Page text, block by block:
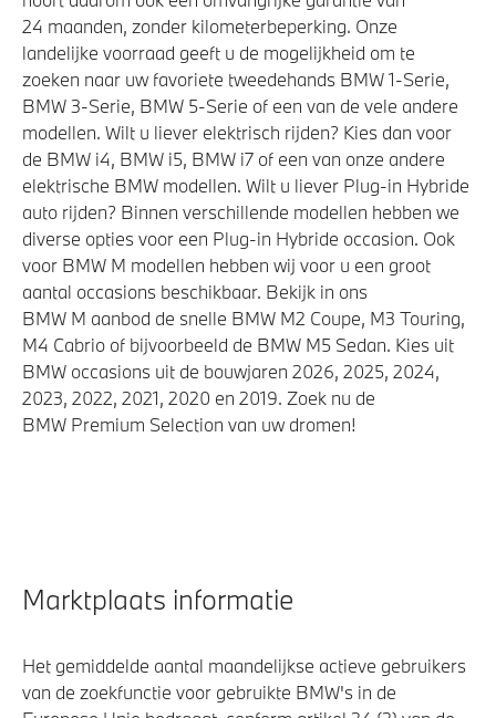
24 maanden, zonder kilometerbeperking. Onze
landelijke voorraad geeft u de mogelijkheid om te
zoeken naar uw favoriete tweedehands BMW 1-Serie,
BMW 3-Serie, BMW 5-Serie of een van de vele andere
modellen. Wilt u liever elektrisch rijden? Kies dan voor
de BMW i4, BMW i5, BMW i7 of een van onze andere
elektrische BMW modellen. Wilt u liever Plug-in Hybride
auto rijden? Binnen verschillende modellen hebben we
diverse opties voor een Plug-in Hybride occasion. Ook
voor BMW M modellen hebben wij voor u een groot
aantal occasions beschikbaar. Bekijk in ons
BMW M aanbod de snelle BMW M2 Coupe, M3 Touring,
M4 Cabrio of bijvoorbeeld de BMW M5 Sedan. Kies uit
BMW occasions uit de bouwjaren 2026, 2025, 2024,
2023, 2022, 2021, 2020 en 2019. Zoek nu de
BMW Premium Selection van uw dromen!
Marktplaats informatie
Het gemiddelde aantal maandelijkse actieve gebruikers
van de zoekfunctie voor gebruikte BMW's in de